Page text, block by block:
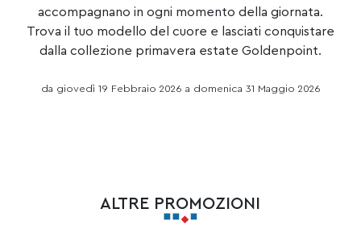
accompagnano in ogni momento della giornata.
Trova il tuo modello del cuore e lasciati conquistare
dalla collezione primavera estate Goldenpoint.
da giovedì 19 Febbraio 2026 a domenica 31 Maggio 2026
ALTRE PROMOZIONI